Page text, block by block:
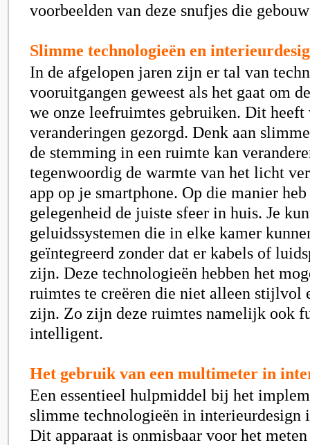
voorbeelden van deze snufjes die
Slimme technologieën en
In de afgelopen jaren zijn er tal van
vooruitgangen geweest als het gaat om
we onze leefruimtes gebruiken. Dit heeft
veranderingen gezorgd. Denk aan
de stemming in een ruimte kan
tegenwoordig de warmte van het licht
app op je smartphone. Op die manier
gelegenheid de juiste sfeer in huis. Je
geluidssystemen die in elke kamer
geïntegreerd zonder dat er kabels of
zijn. Deze technologieën hebben het
ruimtes te creëren die niet alleen stijlvol
zijn. Zo zijn deze ruimtes namelijk ook
intelligent.
Het gebruik van een multimeter in
Een essentieel hulpmiddel bij het
slimme technologieën in interieurdesign
Dit apparaat is onmisbaar voor het